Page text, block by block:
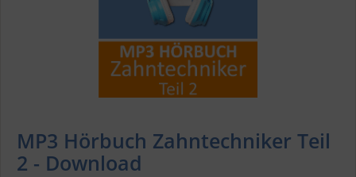
MP3 Hörbuch Zahntechniker Teil
2 - Download